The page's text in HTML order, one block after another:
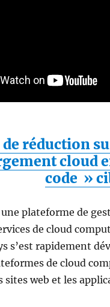
de réduction
cloud
code »
une plateforme de
de cloud
s’est rapidement
de cloud
sites web et les